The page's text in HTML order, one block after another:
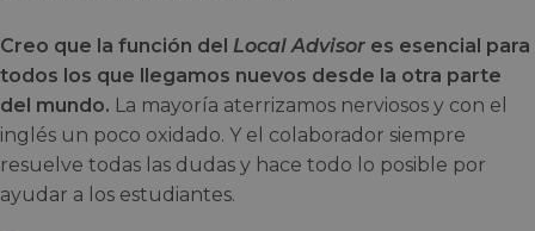
Creo que la función del Local Advisor es esencial para
todos los que llegamos nuevos desde la otra parte
del mundo. La mayoría aterrizamos nerviosos y con el
inglés un poco oxidado. Y el colaborador siempre
resuelve todas las dudas y hace todo lo posible por
ayudar a los estudiantes.